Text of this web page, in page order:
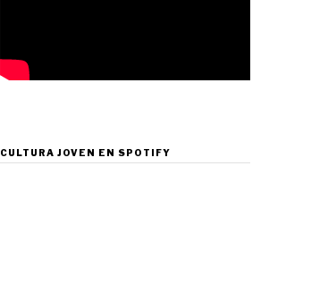
CULTURA JOVEN EN SPOTIFY